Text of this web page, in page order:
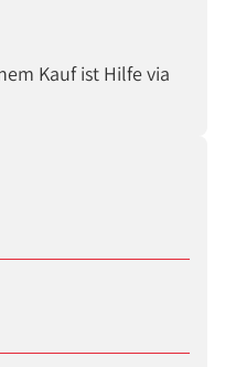
Kauf ist Hilfe via